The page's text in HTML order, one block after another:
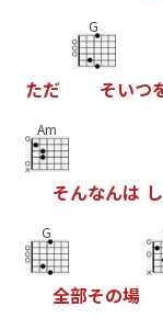
ただ
G
そいつ
Am
そんなんは し
G
全部その場